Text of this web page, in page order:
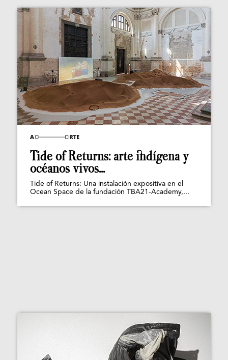
Tide of Returns: arte indígena y
océanos vivos...
Tide of Returns: Una instalación expositiva en el
Ocean Space de la fundación TBA21-Academy,...